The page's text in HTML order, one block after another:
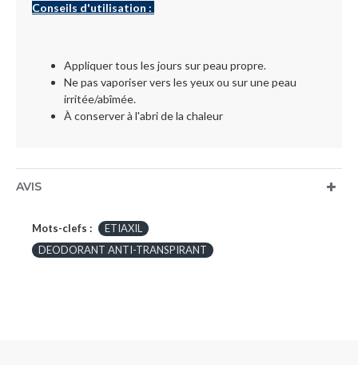
Conseils d'utilisation :
Appliquer tous les jours sur peau propre.
Ne pas vaporiser vers les yeux ou sur une peau
irritée/abîmée.
À conserver à l'abri de la chaleur
AVIS
Mots-clefs :
ETIAXIL
DEODORANT ANTI-TRANSPIRANT